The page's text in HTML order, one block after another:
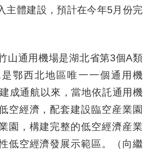
主體建設，預計在今年5月份完
通用機場是湖北省第3個A類
鄂西北地區唯一一個通用機
成通航以來，當地依託通用機
空經濟，配套建設臨空産業園
園，構建完整的低空經濟産業
低空經濟發展示範區。（向繼